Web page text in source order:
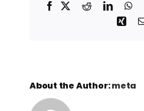
Facebook
X Reddit
About the Author:meta